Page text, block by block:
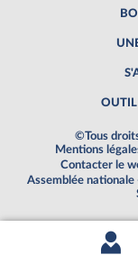
OUTIL
©Tous
Mentions
Contacter le
Assemblée